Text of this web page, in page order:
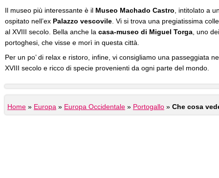
Il museo più interessante è il Museo Machado Castro , intitolato a
ospitato nell’ex Palazzo vescovile . Vi si trova una pregiatissima
al XVIII secolo. Bella anche la casa-museo di Miguel Torga , uno
portoghesi, che visse e morì in questa città.
Per un po’ di relax e ristoro, infine, vi consigliamo una passeggiata
XVIII secolo e ricco di specie provenienti da ogni parte del mondo.
Home » Europa » Europa Occidentale » Portogallo » Che cosa